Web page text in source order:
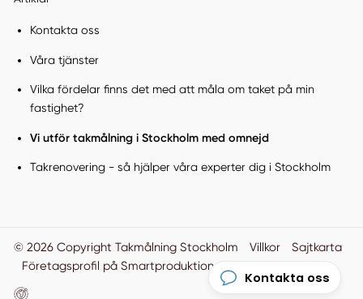
Kontakta oss
Våra tjänster
Vilka fördelar finns det med att måla om taket på min
fastighet?
Vi utför takmålning i Stockholm med omnejd
Takrenovering - så hjälper våra experter dig i Stockholm
© 2026 Copyright Takmålning Stockholm Villkor
Sajtkarta
Företagsprofil på Smartproduktion
Smartproduktion
Kontakta oss